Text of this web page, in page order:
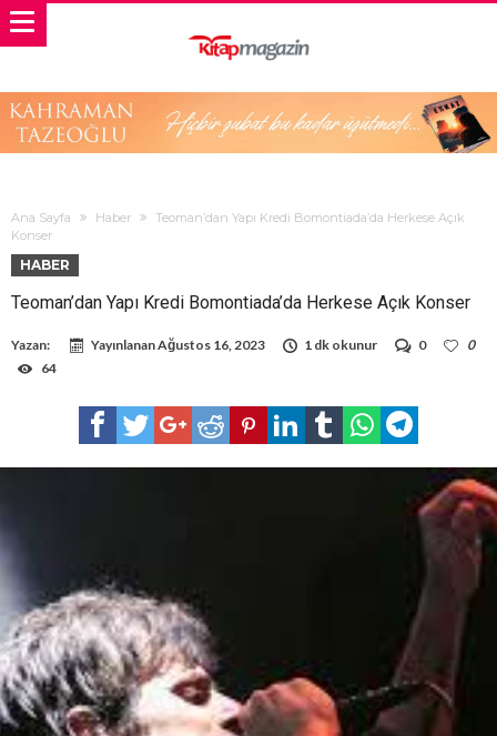
Ana Sayfa Haber
Teoman’dan Yapı Kredi Bomontiada’da Herkese Açık
Konser
HABER
Teoman’dan Yapı Kredi Bomontiada’da Herkese Açık Konser
Yazan: YayınlananAğustos 16, 2023 1 dk okunur 0
0
64